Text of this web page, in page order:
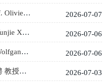
【化学系】启真化学论坛：Prof. Olivier Baudoin（University of... 2026-07-07
【化学系】启真化学大讲堂：Yunjie Xu 教授（University of Albe... 2026-07-06
【化学系】启真化学大讲堂：Wolfgang Jäger教授（University of ... 2026-07-06
【化学系】启真化学论坛：汪骋 教授（厦门大学） 2026-07-03